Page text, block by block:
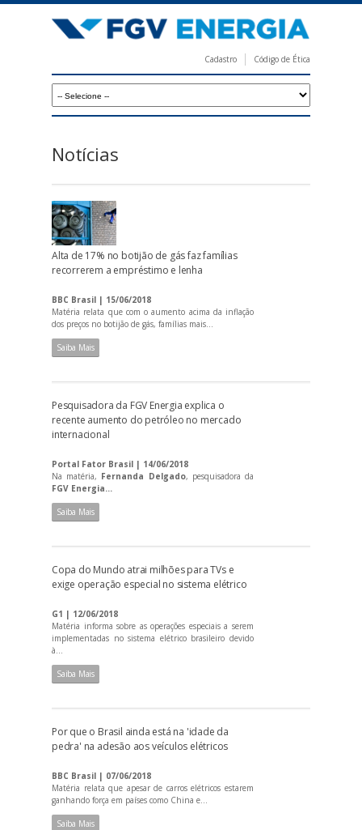
para
principal
V
r
g
i
Cadastro Código de Ética
Notícias
Alta de 17% no botijão de gás faz famílias
recorrerem a empréstimo e lenha
BBC Brasil | 15/06/2018
Matéria relata que com o aumento acima da inflação
dos preços no botijão de gás, famílias mais...
Saiba Mais
Pesquisadora da FGV Energia explica o
recente aumento do petróleo no mercado
internacional
Portal Fator Brasil | 14/06/2018
Na matéria, Fernanda Delgado, pesquisadora da
FGV Energia...
Saiba Mais
Copa do Mundo atrai milhões para TVs e
exige operação especial no sistema elétrico
G1 | 12/06/2018
Matéria informa sobre as operações especiais a serem
implementadas no sistema elétrico brasileiro devido
à...
Saiba Mais
Por que o Brasil ainda está na 'idade da
pedra' na adesão aos veículos elétricos
BBC Brasil | 07/06/2018
Matéria relata que apesar de carros elétricos estarem
ganhando força em países como China e...
Saiba Mais